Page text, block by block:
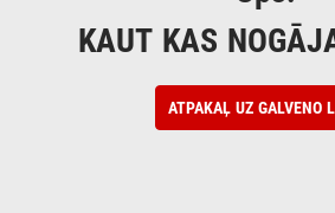
KAUT KAS
ATPAKAĻ UZ GALVENO